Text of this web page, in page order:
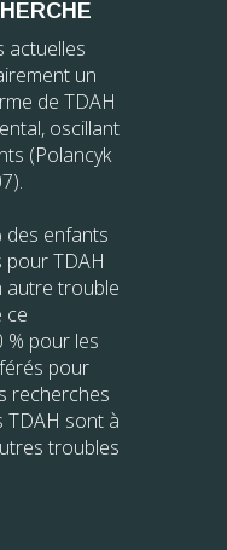
actuelles
un
de TDAH
oscillant
(Polancyk
des enfants
TDAH
autre trouble
ce
% pour les
pour
recherches
TDAH sont à
troubles